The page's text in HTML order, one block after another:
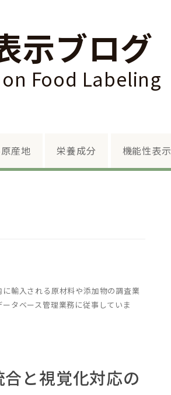
示ブログ
Food Labeling
産地 栄養成分 機能性表示
輸入される原材料や添加物の調査業
タベース管理業務に従事していま
と視覚化対応の